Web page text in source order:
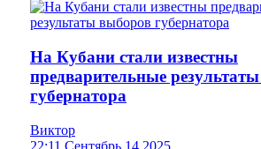
На Кубани стали известны
предварительные
губернатора
Виктор
22:11 Сентябрь 14 2025